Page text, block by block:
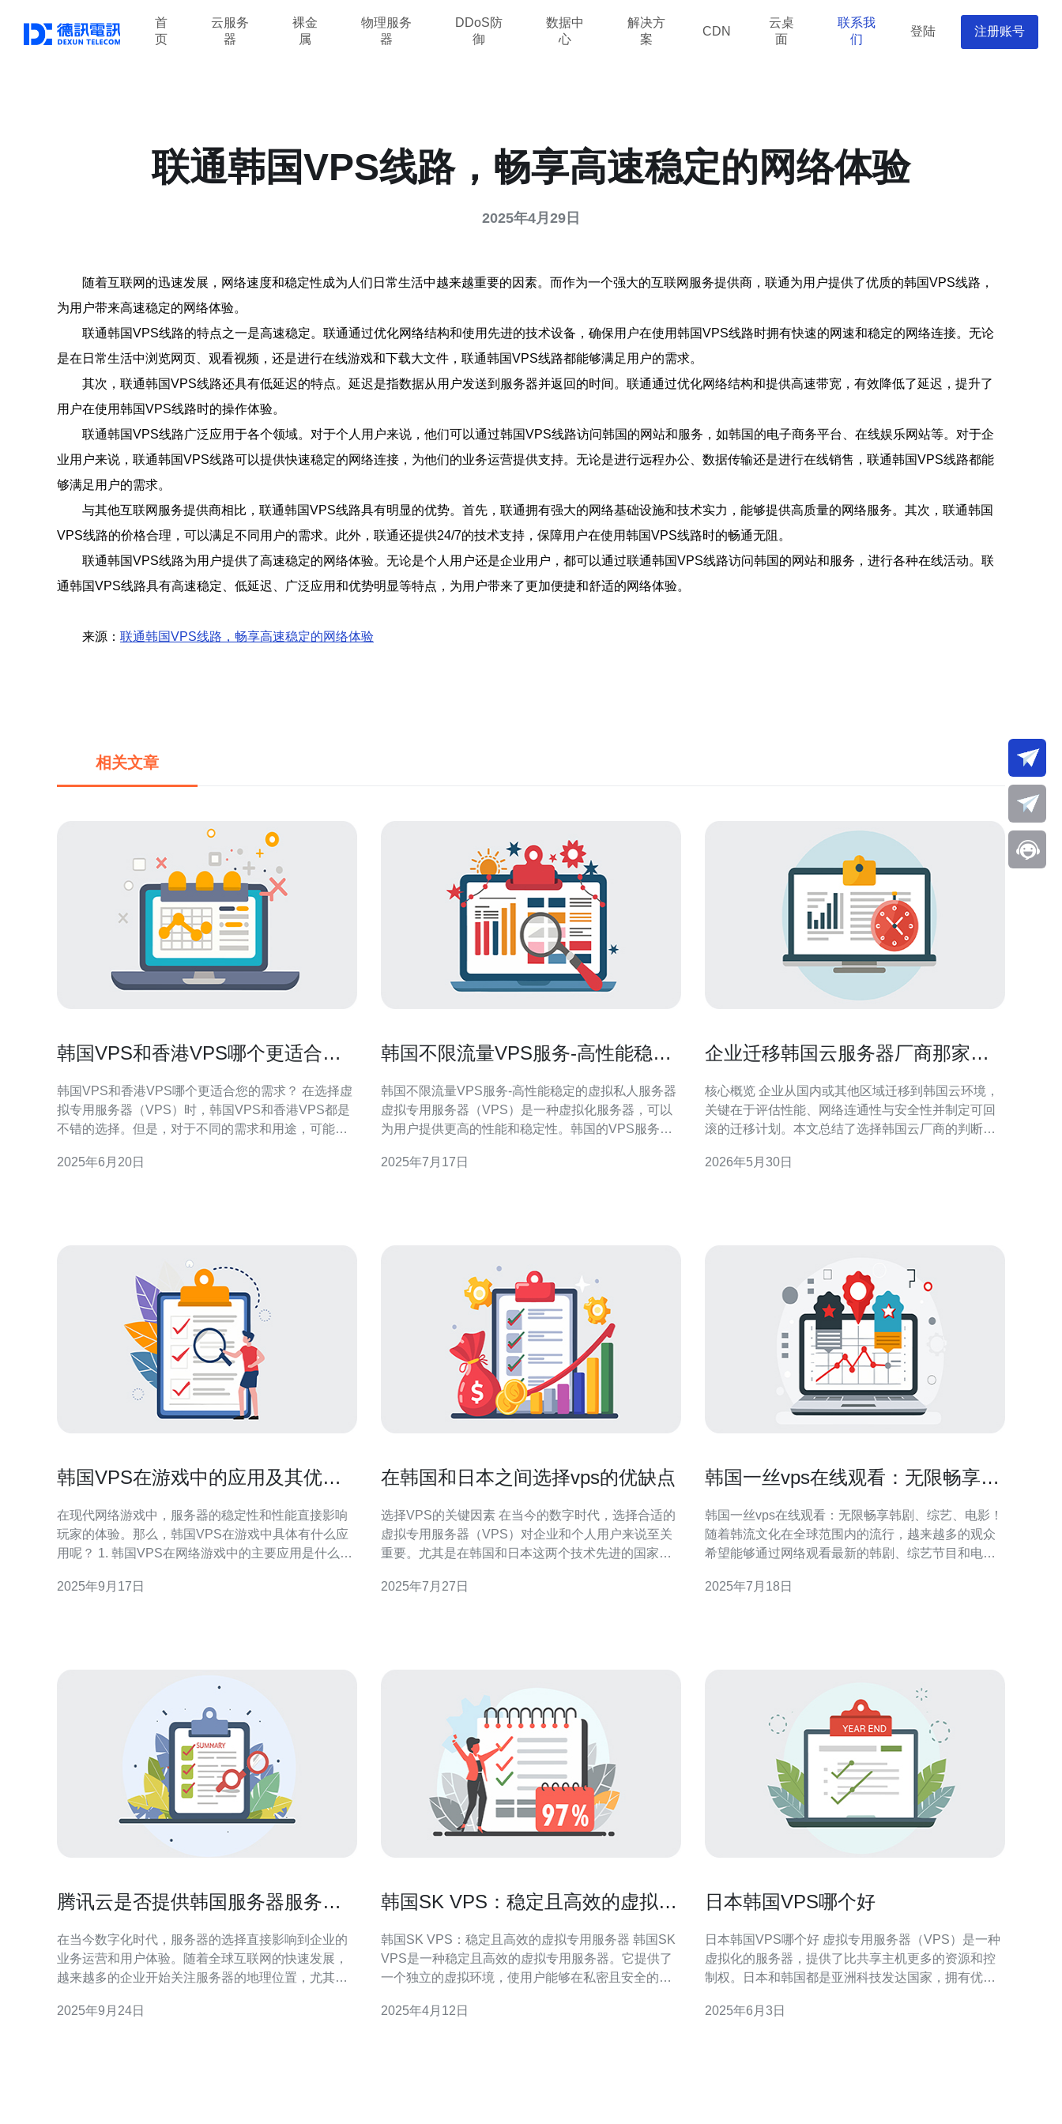
首
页
云服务
器
裸金
属
物理服务
器
DDoS防
御
数据中
心
解决方
案
CDN
云桌
面
联系我
们
登陆 注册账号
联通韩国VPS线路，畅享高速稳定的网络体验
2025年4月29日
随着互联网的迅速发展，网络速度和稳定性成为人们日常生活中越来越重要的因素。而作为一个强大的互联网服务提供商，联通为用户提供了优质的韩国VPS线路，
为用户带来高速稳定的网络体验。
联通韩国VPS线路的特点之一是高速稳定。联通通过优化网络结构和使用先进的技术设备，确保用户在使用韩国VPS线路时拥有快速的网速和稳定的网络连接。无论
是在日常生活中浏览网页、观看视频，还是进行在线游戏和下载大文件，联通韩国VPS线路都能够满足用户的需求。
其次，联通韩国VPS线路还具有低延迟的特点。延迟是指数据从用户发送到服务器并返回的时间。联通通过优化网络结构和提供高速带宽，有效降低了延迟，提升了
用户在使用韩国VPS线路时的操作体验。
联通韩国VPS线路广泛应用于各个领域。对于个人用户来说，他们可以通过韩国VPS线路访问韩国的网站和服务，如韩国的电子商务平台、在线娱乐网站等。对于企
业用户来说，联通韩国VPS线路可以提供快速稳定的网络连接，为他们的业务运营提供支持。无论是进行远程办公、数据传输还是进行在线销售，联通韩国VPS线路都能
够满足用户的需求。
与其他互联网服务提供商相比，联通韩国VPS线路具有明显的优势。首先，联通拥有强大的网络基础设施和技术实力，能够提供高质量的网络服务。其次，联通韩国
VPS线路的价格合理，可以满足不同用户的需求。此外，联通还提供24/7的技术支持，保障用户在使用韩国VPS线路时的畅通无阻。
联通韩国VPS线路为用户提供了高速稳定的网络体验。无论是个人用户还是企业用户，都可以通过联通韩国VPS线路访问韩国的网站和服务，进行各种在线活动。联
通韩国VPS线路具有高速稳定、低延迟、广泛应用和优势明显等特点，为用户带来了更加便捷和舒适的网络体验。
来源： 联通韩国VPS线路，畅享高速稳定的网络体验
相关文章
韩国VPS和香港VPS哪个更适合您
韩国VPS和香港VPS哪个更适合您的需求？ 在选择虚
拟专用服务器（VPS）时，韩国VPS和香港VPS都是
不错的选择。但是，对于不同的需求和用途，可能会
港VPS的优势和劣势，以便更好地选择适合您需求的
2025年6月20日
韩国不限流量VPS服务-高性能稳定
韩国不限流量VPS服务-高性能稳定的虚拟私人服务器
虚拟专用服务器（VPS）是一种虚拟化服务器，可以
为用户提供更高的性能和稳定性。韩国的VPS服务在
是吸引了大量用户的关注。 韩国VPS服务拥有高性
2025年7月17日
企业迁移韩国云服务器厂商那家好
核心概览 企业从国内或其他区域迁移到韩国云环境，
关键在于评估性能、网络连通性与安全性并制定可回
滚的迁移计划。本文总结了选择韩国云厂商的判断标
在整个过程中要重视技术支持与服务商响应能力，推
2026年5月30日
韩国VPS在游戏中的应用及其优势
在现代网络游戏中，服务器的稳定性和性能直接影响
玩家的体验。那么，韩国VPS在游戏中具体有什么应
用呢？ 1. 韩国VPS在网络游戏中的主要应用是什么？
国在网络基础设施方面具有优势，VPS能够为游戏提
2025年9月17日
在韩国和日本之间选择vps的优缺点
选择VPS的关键因素 在当今的数字时代，选择合适的
虚拟专用服务器（VPS）对企业和个人用户来说至关
重要。尤其是在韩国和日本这两个技术先进的国家，
和成本控制。以下是选择VPS时需要考虑的三个精华
2025年7月27日
韩国一丝vps在线观看：无限畅享韩
韩国一丝vps在线观看：无限畅享韩剧、综艺、电影！
随着韩流文化在全球范围内的流行，越来越多的观众
希望能够通过网络观看最新的韩剧、综艺节目和电
可以随时随地畅享韩国影视内容。 韩国一丝vps采用
2025年7月18日
腾讯云是否提供韩国服务器服务的
在当今数字化时代，服务器的选择直接影响到企业的
业务运营和用户体验。随着全球互联网的快速发展，
越来越多的企业开始关注服务器的地理位置，尤其是
云是否提供韩国服务器服务。本文将对此进行详细解
2025年9月24日
韩国SK VPS：稳定且高效的虚拟专
韩国SK VPS：稳定且高效的虚拟专用服务器 韩国SK
VPS是一种稳定且高效的虚拟专用服务器。它提供了
一个独立的虚拟环境，使用户能够在私密且安全的服
几个优势： 稳定性：韩国SK VPS采用先进的技术和
2025年4月12日
日本韩国VPS哪个好
日本韩国VPS哪个好 虚拟专用服务器（VPS）是一种
虚拟化的服务器，提供了比共享主机更多的资源和控
制权。日本和韩国都是亚洲科技发达国家，拥有优质
受关注。 日本VPS在全球范围内享有良好的声誉，其
2025年6月3日